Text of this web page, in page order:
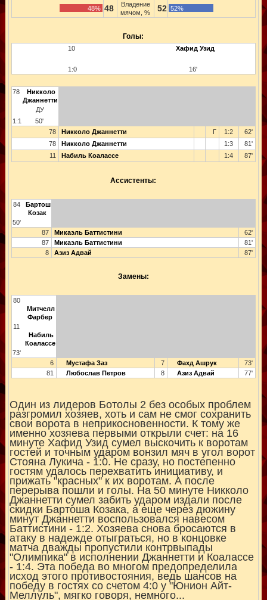
48% 48
Владение
мячом, %
52 52%
Голы:
10 Хафид Узид
1:0 16'
78
Никколо
Джаннетти
ДУ
1:1
50'
78
Никколо Джаннетти Г 1:2
62'
78
Никколо Джаннетти 1:3
81'
11
Набиль Коалассе 1:4 87'
Ассистенты:
84
Бартош
Козак
50'
87
Микаэль Баттистини
62'
87
Микаэль Баттистини
81'
8
Азиз Адвай 87'
Замены:
80
Митчелл
Фарбер
11
Набиль
Коалассе
73'
6
Мустафа Заз 7 Фахд Ашрук
73'
81
Любослав Петров 8 Азиз Адвай 77'
Один из лидеров Ботолы 2 без особых проблем
разгромил хозяев, хоть и сам не смог сохранить
свои ворота в неприкосновенности. К тому же
именно хозяева первыми открыли счет: на 16
минуте Хафид Узид сумел выскочить к воротам
гостей и точным ударом вонзил мяч в угол ворот
Стояна Лукича - 1:0. Не сразу, но постепенно
гостям удалось перехватить инициативу, и
прижать "красных" к их воротам. А после
перерыва пошли и голы. На 50 минуте Никколо
Джаннетти сумел забить ударом издали после
скидки Бартоша Козака, а еще через дюжину
минут Джаннетти воспользовался навесом
Баттистини - 1:2. Хозяева снова бросаются в
атаку в надежде отыграться, но в концовке
матча дважды пропустили контрвыпады
"Олимпика" в исполнении Джаннетти и Коалассе
- 1:4. Эта победа во многом предопределила
исход этого противостояния, ведь шансов на
победу в гостях со счетом 4:0 у "Юнион Айт-
Меллуль", мягко говоря, немного...